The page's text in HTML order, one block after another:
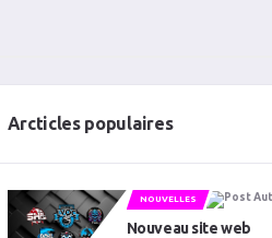
Arcticles populaires
NOUVELLES
Nouveau site web